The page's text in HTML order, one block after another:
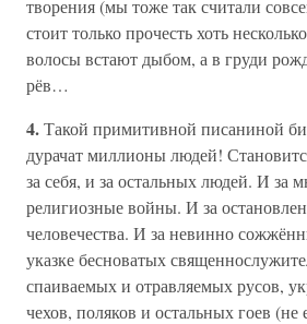
творения (мы тоже так считали
стоит только прочесть хоть
волосы встают дыбом, а в груди
рёв…
4.Такой примитивной писаниной
дурачат миллионы людей!
за себя, и за остальных людей. И за
религиозные войны. И за
человечества. И за невинно
указке бесноватых
спаиваемых и отравляемых русов,
чехов, поляков и остальных гоев